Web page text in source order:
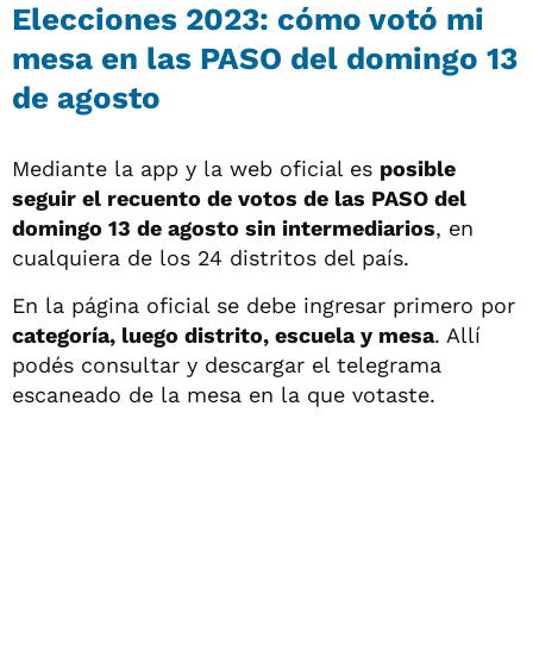
Elecciones 2023: cómo votó mi
mesa en las PASO del domingo 13
de agosto
Mediante la app y la web oficial es posible
seguir el recuento de votos de las PASO del
domingo 13 de agosto sin intermediarios, en
cualquiera de los 24 distritos del país.
En la página oficial se debe ingresar primero por
categoría, luego distrito, escuela y mesa. Allí
podés consultar y descargar el telegrama
escaneado de la mesa en la que votaste.